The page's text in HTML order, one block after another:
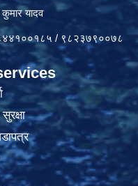
यादव
/ ९८२३७९००७८